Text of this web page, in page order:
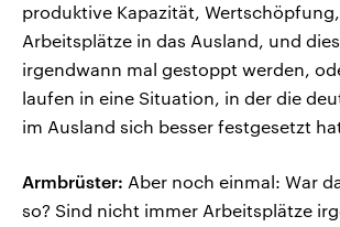
produktive Kapazität,
Arbeitsplätze in das Ausland, und
irgendwann mal gestoppt werden,
laufen in eine Situation, in der die
im Ausland sich besser festgesetzt
Armbrüster: Aber noch einmal: War
so? Sind nicht immer Arbeitsplätze